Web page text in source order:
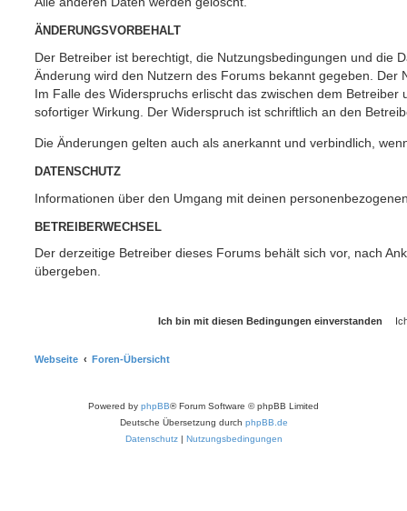
ÄNDERUNGSVORBEHALT
Der Betreiber ist berechtigt, die Nutzungsbedingungen und die
Änderung wird den Nutzern des Forums bekannt gegeben.
Im Falle des Widerspruchs erlischt das zwischen dem
sofortiger Wirkung. Der Widerspruch ist schriftlich an den
Die Änderungen gelten auch als anerkannt und verbindlich,
DATENSCHUTZ
Informationen über den Umgang mit deinen
BETREIBERWECHSEL
Der derzeitige Betreiber dieses Forums behält sich vor, nach
übergeben.
Webseite Foren-Übersicht
Powered by phpBB® Forum Software © phpBB Limited
Deutsche Übersetzung durch phpBB.de
Datenschutz| Nutzungsbedingungen